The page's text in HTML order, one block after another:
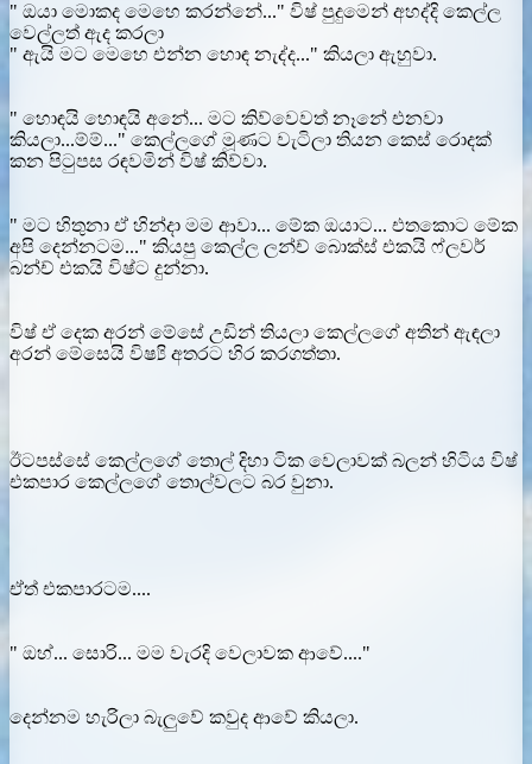
" ඔයා මොකද මෙහෙ කරන්නේ..." විෂ් පුදුමෙන් අහද්දි කෙල්ල
වෙල්ලත් ඇද කරලා
" ඇයි මට මෙහෙ එන්න හොඳ නැද්ද..." කියලා ඇහුවා.
" හොඳයි හොඳයි අනේ... මට කිව්වෙවත් නෑනේ එනවා
කියලා...ම්ම්..." කෙල්ලගේ මූණට වැටිලා තියන කෙස් රොදක්
කන පිටුපස රඳවමින් විෂ් කිව්වා.
" මට හිතුනා ඒ හින්දා මම ආවා... මේක ඔයාට... එතකොට මේක
අපි දෙන්නටම..." කියපු කෙල්ල ලන්ච් බොක්ස් එකයි ෆ්ලවර්
බන්ච් එකයි විෂ්ට දුන්නා.
විෂ් ඒ දෙක අරන් මේසේ උඩින් තියලා කෙල්ලගේ අතින් ඇඳලා
අරන් මේසෙයි විෂ්‍යි අතරට හිර කරගත්තා.
ඊටපස්සේ කෙල්ලගේ තොල් දිහා ටික වෙලාවක් බලන් හිටිය විෂ්
එකපාර කෙල්ලගේ තොල්වලට බර වුනා.
ඒත් එකපාරටම....
" ඔහ්... සොරි... මම වැරදි වෙලාවක ආවේ...."
දෙන්නම හැරිලා බැලුවේ කවුද ආවේ කියලා.